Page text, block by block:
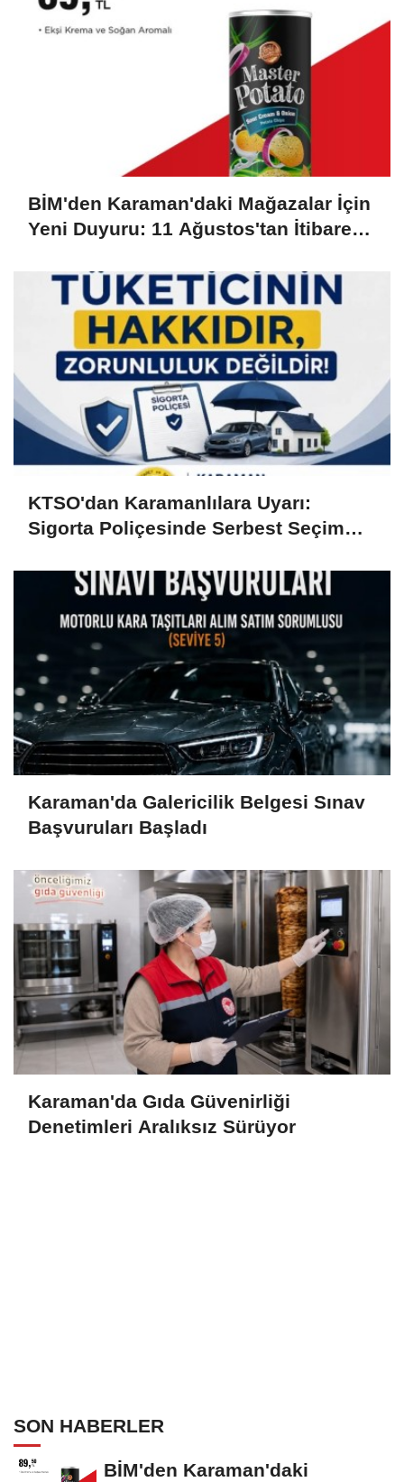
BİM'den Karaman'daki Mağazalar İçin
Yeni Duyuru: 11 Ağustos'tan İtibaren
KTSO'dan Karamanlılara Uyarı:
Sigorta Poliçesinde Serbest Seçim
Karaman'da Galericilik Belgesi Sınav
Başvuruları Başladı
Karaman'da Gıda Güvenirliği
Denetimleri Aralıksız Sürüyor
SON HABERLER
BİM'den Karaman'daki